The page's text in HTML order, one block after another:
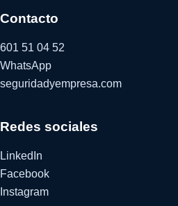
Contacto
601 51 04 52
WhatsApp
seguridadyempresa.com
Redes sociales
LinkedIn
Facebook
Instagram